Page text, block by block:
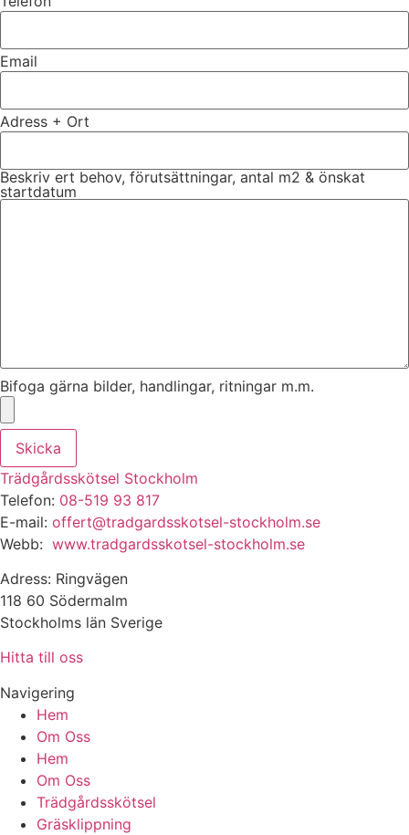
Email
Adress + Ort
Beskriv ert behov, förutsättningar, antal m2 & önskat
startdatum
Bifoga gärna bilder, handlingar, ritningar m.m.
Skicka
Trädgårdsskötsel Stockholm
Telefon: 08-519 93 817
E-mail: offert@tradgardsskotsel-stockholm.se
Webb: www.tradgardsskotsel-stockholm.se
Adress: Ringvägen
118 60 Södermalm
Stockholms län Sverige
Hitta till oss
Navigering
Hem
Om Oss
Hem
Om Oss
Trädgårdsskötsel
Gräsklippning